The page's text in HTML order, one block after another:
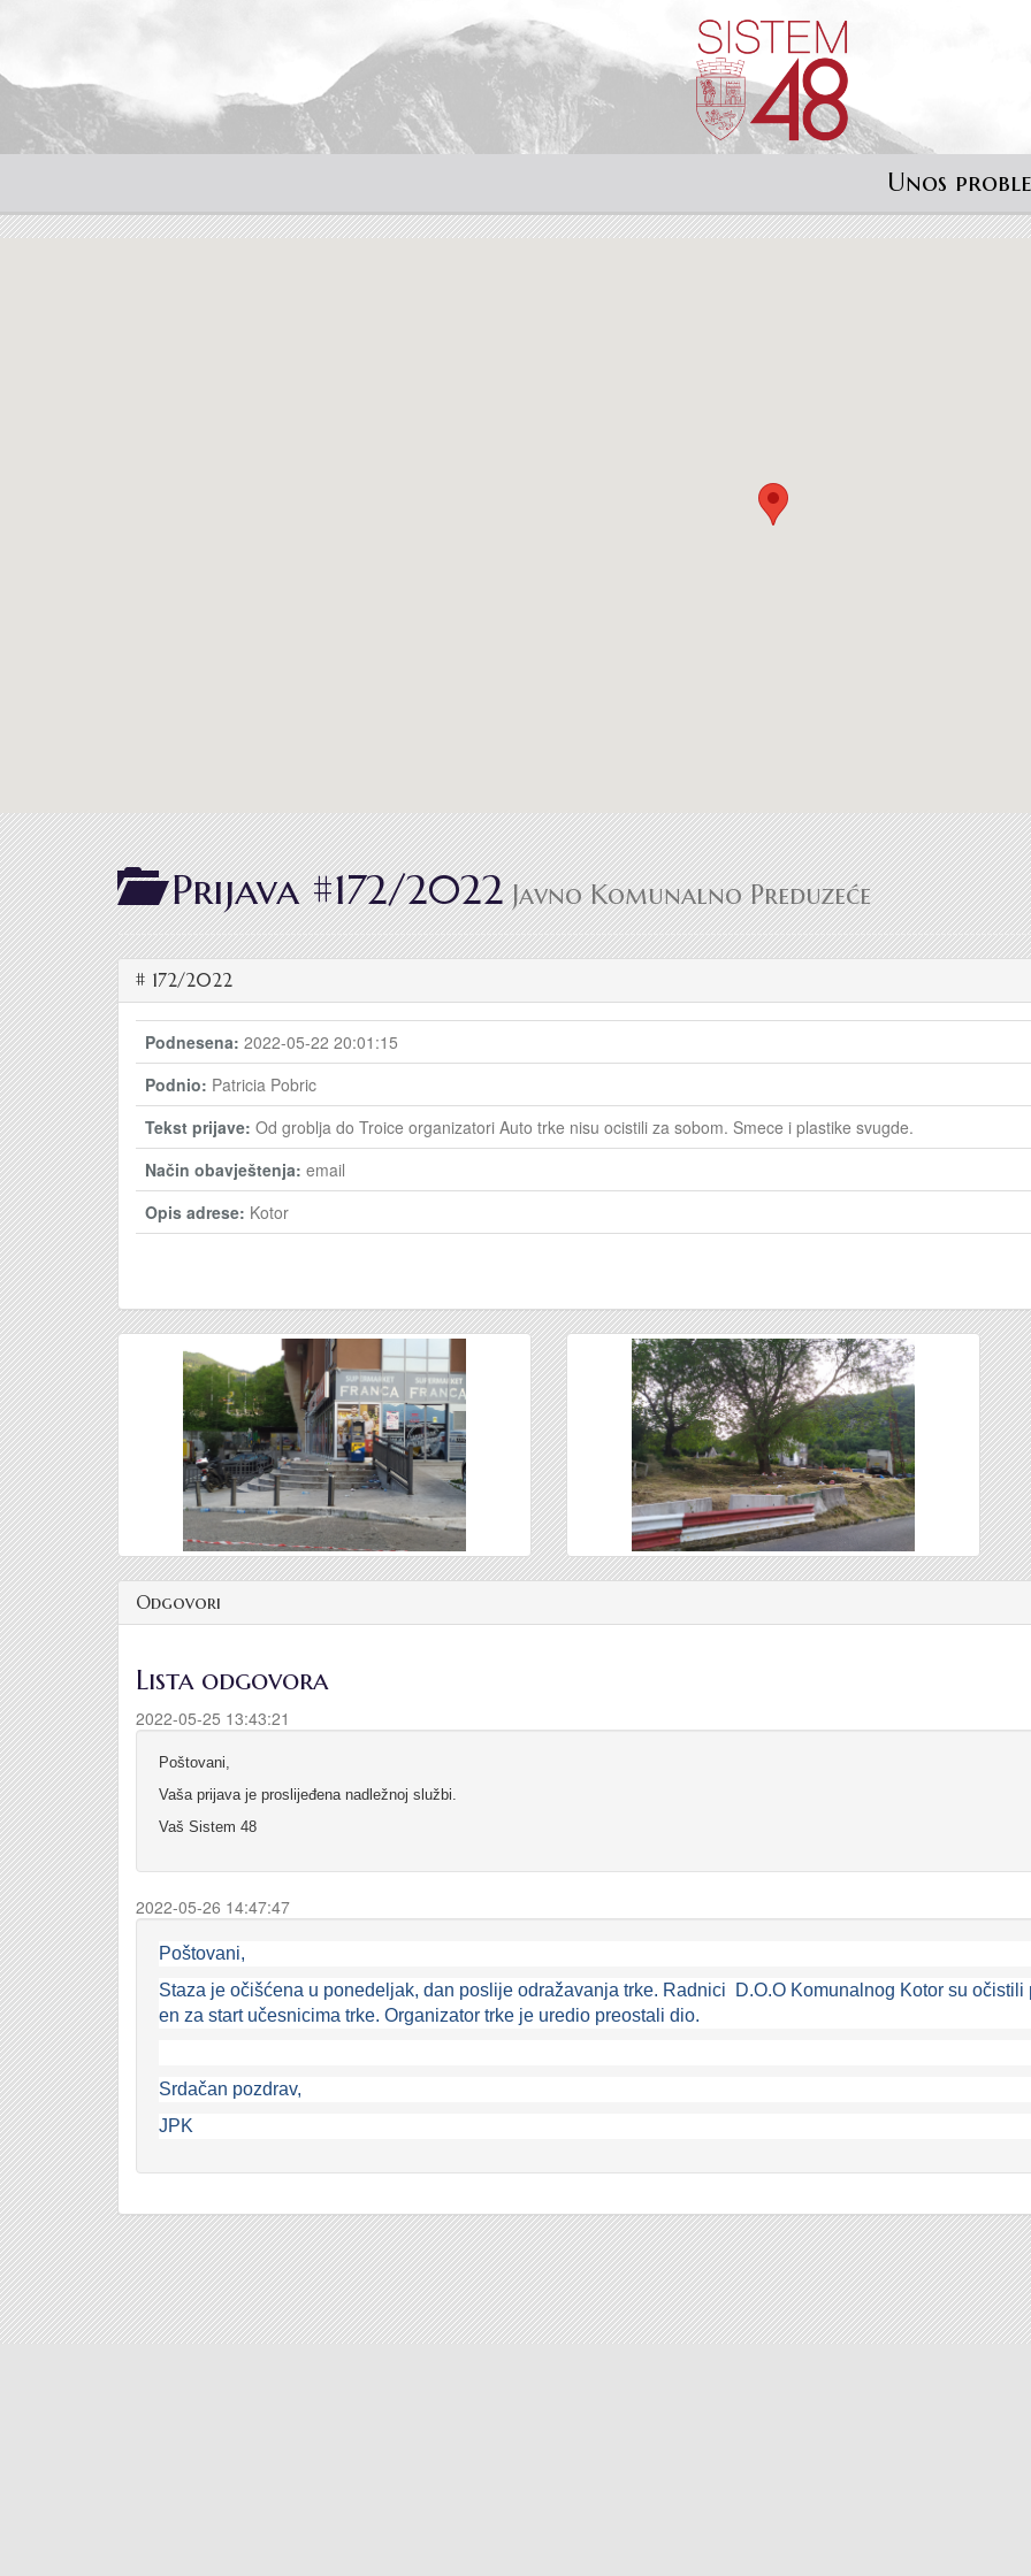
Unos
Prijava #172/2022Javno Komunalno Preduzeće
# 172/2022
Podnesena: 2022-05-22 20:01:15
Podnio: Patricia Pobric
Tekst prijave: Od groblja do Troice organizatori Auto trke nisu ocistili za sobom. Smece i plastike svugde.
Način obavještenja: email
Opis adrese: Kotor
Odgovori
Lista odgovora
2022-05-25 13:43:21
Poštovani,
Vaša prijava je proslijeđena nadležnoj službi.
Vaš Sistem 48
2022-05-26 14:47:47
Poštovani,
Staza je očišćena u ponedeljak, dan poslije odražavanja trke. Radnici D.O.O Komunalnog Kotor su
en za start učesnicima trke. Organizator trke je uredio preostali dio.
Srdačan pozdrav,
JPK